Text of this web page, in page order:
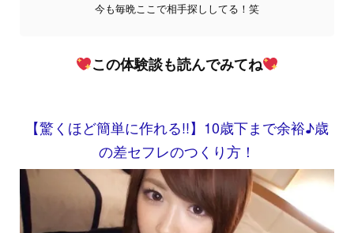
今も毎晩ここで相手探ししてる！笑
この体験談も読んでみてね
【驚くほど簡単に作れる!!】10歳下まで余裕♪歳
の差セフレのつくり方！